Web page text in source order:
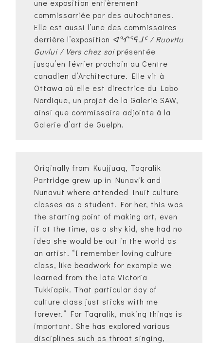
une exposition entièrement
commissarriée par des autochtones.
Elle est aussi l’une des commissaires
derrière l’exposition ᐊᖏᕐᕋᒧᑦ / Ruovttu
Guvlui / Vers chez soiprésentée
jusqu’en février prochain au Centre
canadien d’Architecture. Elle vit à
Ottawa où elle est directrice du Labo
Nordique, un projet de la Galerie SAW,
ainsi que commissaire adjointe à la
Galerie d’art de Guelph.
Originally from Kuujjuaq, Taqralik
Partridge grew up in Nunavik and
Nunavut where attended Inuit culture
classes as a student. For her, this was
the starting point of making art, even
if at the time, as a shy kid, she had no
idea she would be out in the world as
an artist. “I remember loving culture
class, like beadwork for example we
learned from the late Victoria
Tukkiapik. That particular day of
culture class just sticks with me
forever.” For Taqralik, making things is
important. She has explored various
disciplines such as throat singing,